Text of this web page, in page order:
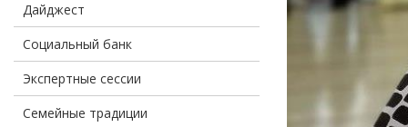
Дайджест
Социальный банк
Экспертные сессии
Семейные традиции